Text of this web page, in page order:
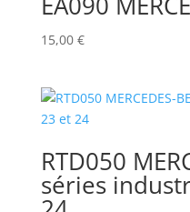
15,00 €
RTD050
séries